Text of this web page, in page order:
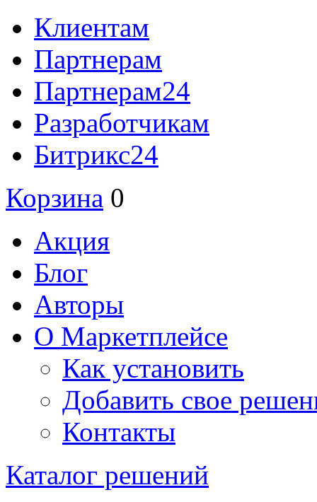
Клиентам
Партнерам
Партнерам24
Разработчикам
Битрикс24
Корзина 0
Акция
Блог
Авторы
О Маркетплейсе
Как установить
Добавить свое
Контакты
Каталог решений